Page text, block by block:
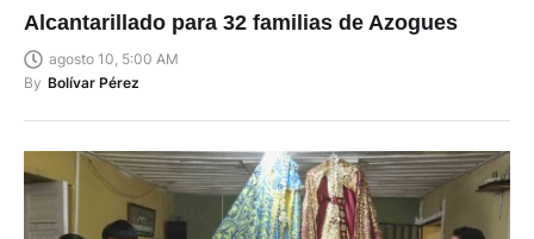
Alcantarillado para 32 familias de Azogues
agosto 10, 5:00 AM
By Bolívar Pérez